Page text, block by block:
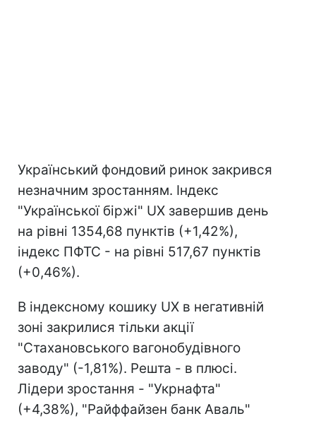
Український фондовий ринок закрився
незначним зростанням. Індекс
"Української біржі" UX завершив день
на рівні 1354,68 пунктів (+1,42%),
індекс ПФТС - на рівні 517,67 пунктів
(+0,46%).
В індексному кошику UX в негативній
зоні закрилися тільки акції
"Стахановського вагонобудівного
заводу" (-1,81%). Решта - в плюсі.
Лідери зростання - "Укрнафта"
(+4,38%), "Райффайзен банк Аваль"